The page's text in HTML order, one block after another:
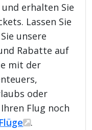
erhalten Sie
Lassen Sie
unsere
Rabatte auf
mit der
oder
Flug noch
.